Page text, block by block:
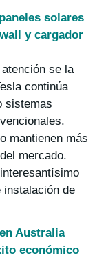
solares
y cargador
se la
continúa
sistemas
mantienen más
mercado.
instalación de
Australia
económico